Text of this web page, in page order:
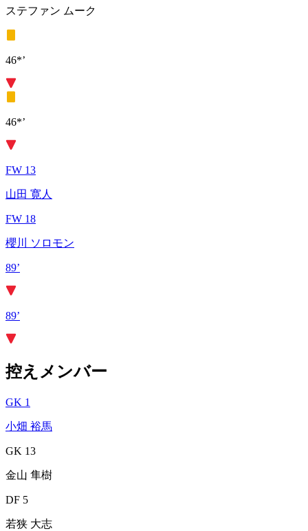
ステファン ムーク
46*’
46*’
FW 13
山田 寛人
FW 18
櫻川 ソロモン
89’
89’
控えメンバー
GK 1
小畑 裕馬
GK 13
金山 隼樹
DF 5
若狭 大志